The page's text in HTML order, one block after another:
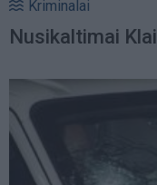
Kriminalai
Nusikaltimai